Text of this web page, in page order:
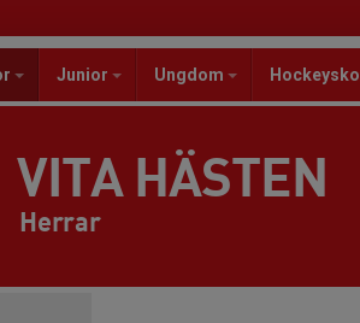
Junior Ungdom
VITA HÄSTEN
Herrar